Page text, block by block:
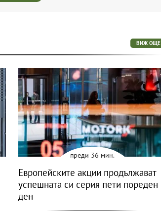
ВИЖ ОЩЕ
преди 36 мин.
Европейските акции продължават
успешната си серия пети пореден
ден